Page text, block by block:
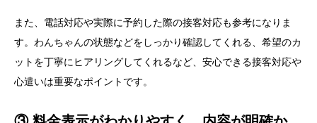
また、電話対応や実際に予約した際の接客対応も参考になりま
す。わんちゃんの状態などをしっかり確認してくれる、希望のカ
ットを丁寧にヒアリングしてくれるなど、安心できる接客対応や
心遣いは重要なポイントです。